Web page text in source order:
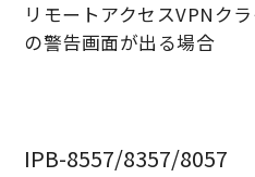
リモートアクセスVPNク
の警告画面が出る場合
IPB-8557/8357/8057